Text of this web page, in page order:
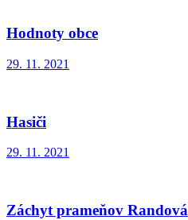
Hodnoty obce
29. 11. 2021
Hasiči
29. 11. 2021
Záchyt prameňov Randová